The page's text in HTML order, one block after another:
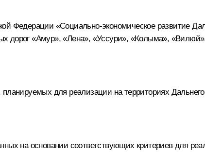
Федерации «Социально-экономическое развитие
дорог «Амур», «Лена», «Уссури», «Колыма»,
для реализации на территориях Дальнего
на основании соответствующих критериев для